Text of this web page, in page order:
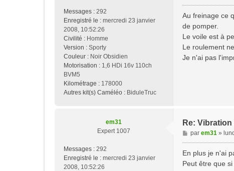
Messages : 292
Enregistré le : mercredi 23 janvier
2008, 10:52:26
Civilité : Homme
Version : Sporty
Couleur : Noir Obsidien
Motorisation : 1,6 HDi 16v 110ch
BVM5
Kilométrage : 178000
Autres kit(s) Caméléo : BiduleTruc
e
s
g
e
Au freinage ce
de pomper.
Le voile est à
Le roulement
Je n'ai pas
em31
Expert 1007
Messages : 292
Enregistré le : mercredi 23 janvier
2008, 10:52:26
Re:
M
e
s
par em31»
En plus je n'ai
Peut être que